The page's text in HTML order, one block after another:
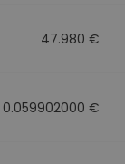
47.980 €
0.059902000 €